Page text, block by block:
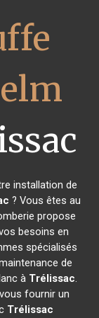
installation de
? Vous êtes au
propose
besoins en
spécialisés
de
à Trélissac.
fournir un
Trélissac